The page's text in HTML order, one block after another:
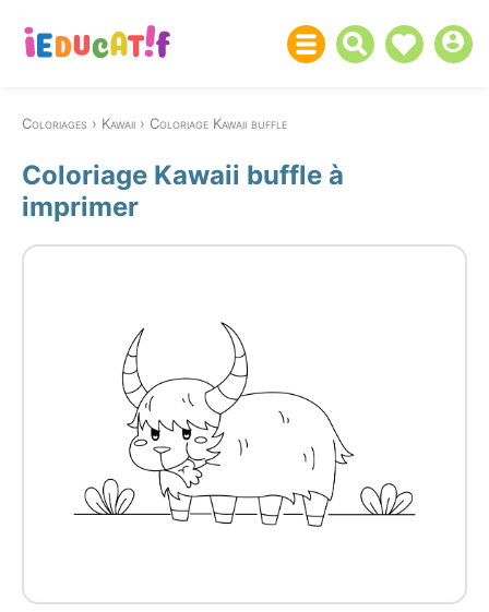
Coloriages Kawaii Coloriage Kawaii buffle
Coloriage Kawaii buffle à
imprimer